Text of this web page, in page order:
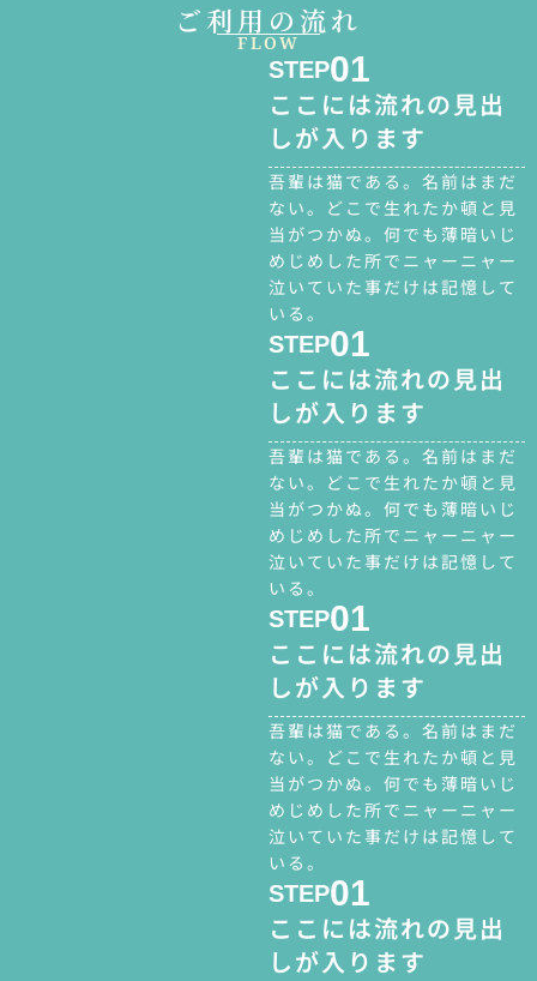
ご利用の流れ
FLOW
STEP01
ここには流れの見出
しが入ります
吾輩は猫である。名前はまだ
ない。どこで生れたか頓と見
当がつかぬ。何でも薄暗いじ
めじめした所でニャーニャー
泣いていた事だけは記憶して
いる。
STEP01
ここには流れの見出
しが入ります
吾輩は猫である。名前はまだ
ない。どこで生れたか頓と見
当がつかぬ。何でも薄暗いじ
めじめした所でニャーニャー
泣いていた事だけは記憶して
いる。
STEP01
ここには流れの見出
しが入ります
吾輩は猫である。名前はまだ
ない。どこで生れたか頓と見
当がつかぬ。何でも薄暗いじ
めじめした所でニャーニャー
泣いていた事だけは記憶して
いる。
STEP01
ここには流れの見出
しが入ります